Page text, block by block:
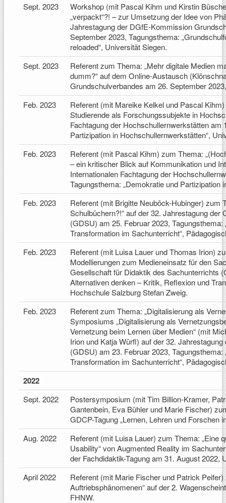
Sept. 2023
Workshop (mit Pascal Kihm und Kirstin
„verpackt“?! – zur Umsetzung der Idee von
Jahrestagung der DGfE-Kommission
September 2023, Tagungsthema:
reloaded“, Universität Siegen.
Sept. 2023
Referent zum Thema: „Mehr digitale Medien
dumm?“ auf dem Online-Austausch
Grundschulverbandes am 26. September
Feb. 2023
Referent (mit Mareike Kelkel und Pascal
Studierende als Forschungssubjekte in
Fachtagung der Hochschullernwerkstätten
Partizipation in Hochschullernwerkstätten“,
Feb. 2023
Referent (mit Pascal Kihm) zum Thema:
– ein kritischer Blick auf Kommunikation und
Internationalen Fachtagung der
Tagungsthema: „Demokratie und
Feb. 2023
Referent (mit Brigitte Neuböck-Hubinger) zum
Schulbüchern?!“ auf der 32. Jahrestagung
(GDSU) am 25. Februar 2023,
Transformation im Sachunterricht“,
Feb. 2023
Referent (mit Luisa Lauer und Thomas Irion)
Modellierungen zum Medieneinsatz für den
Gesellschaft für Didaktik des Sachunterrichts
Alternativen denken – Kritik, Reflexion und
Hochschule Salzburg Stefan Zweig.
Feb. 2023
Referent zum Thema: „Digitalisierung als
Symposiums „Digitalisierung als
Vernetzung beim Lernen über Medien“ (mit
Irion und Katja Würfl) auf der 32.
(GDSU) am 23. Februar 2023,
Transformation im Sachunterricht“,
2022
Sept. 2022
Postersymposium (mit Tim Billion-Kramer,
Gantenbein, Eva Bühler und Marie Fischer)
GDCP-Tagung „Lernen, Lehren und Forschen
Aug. 2022
Referent (mit Luisa Lauer) zum Thema: „Eine
Usability“ von Augmented Reality im
der Fachdidaktik-Tagung am 31. August 2022,
April 2022
Referent (mit Marie Fischer und Patrick
Auftriebsphänomenen“ auf der 2.
FHNW.